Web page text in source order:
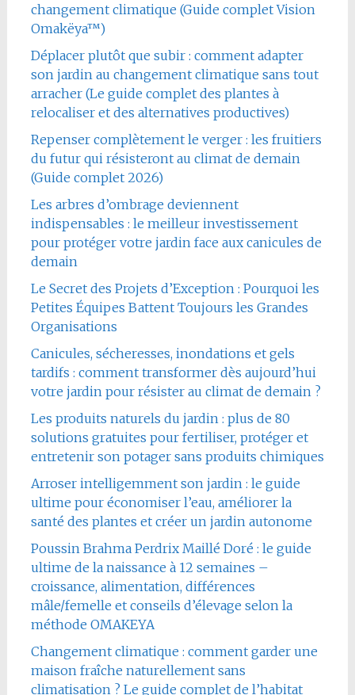
changement climatique (Guide complet Vision
Omakëya™)
Déplacer plutôt que subir : comment adapter
son jardin au changement climatique sans tout
arracher (Le guide complet des plantes à
relocaliser et des alternatives productives)
Repenser complètement le verger : les fruitiers
du futur qui résisteront au climat de demain
(Guide complet 2026)
Les arbres d’ombrage deviennent
indispensables : le meilleur investissement
pour protéger votre jardin face aux canicules de
demain
Le Secret des Projets d’Exception : Pourquoi les
Petites Équipes Battent Toujours les Grandes
Organisations
Canicules, sécheresses, inondations et gels
tardifs : comment transformer dès aujourd’hui
votre jardin pour résister au climat de demain ?
Les produits naturels du jardin : plus de 80
solutions gratuites pour fertiliser, protéger et
entretenir son potager sans produits chimiques
Arroser intelligemment son jardin : le guide
ultime pour économiser l’eau, améliorer la
santé des plantes et créer un jardin autonome
Poussin Brahma Perdrix Maillé Doré : le guide
ultime de la naissance à 12 semaines –
croissance, alimentation, différences
mâle/femelle et conseils d’élevage selon la
méthode OMAKEYA
Changement climatique : comment garder une
maison fraîche naturellement sans
climatisation ? Le guide complet de l’habitat